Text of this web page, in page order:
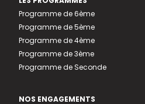
Programme de 6ème
Programme de 5ème
Programme de 4ème
Programme de 3ème
Programme de Seconde
NOS ENGAGEMENTS